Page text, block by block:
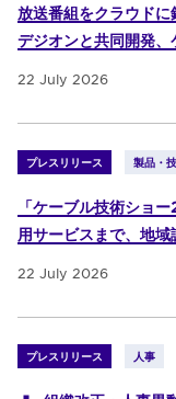
放送番組をクラウド
デジオンと共同開発
22 July 2026
プレスリリース 製品・
「ケーブル技術ショ
用サービスまで、地
22 July 2026
プレスリリース 人事